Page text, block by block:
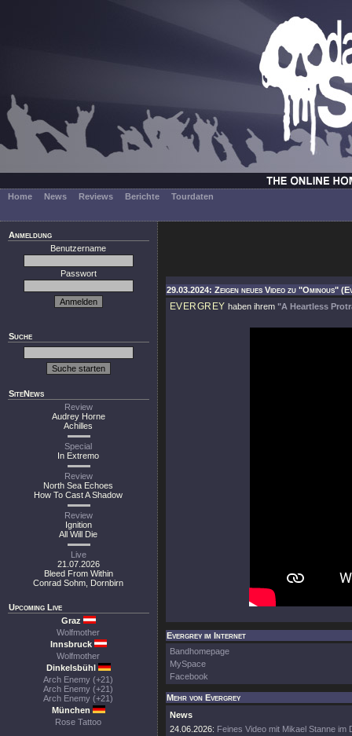
Home News Reviews Berichte Tourdaten
Anmeldung
Benutzername
Passwort
Suche
SiteNews
Review
Audrey Horne
Achilles
Special
In Extremo
Review
North Sea Echoes
How To Cast A Shadow
Review
Ignition
All Will Die
Live
21.07.2026
Bleed From Within
Conrad Sohm, Dornbirn
Upcoming Live
Graz
Wolfmother
Innsbruck
Wolfmother
Dinkelsbühl
Arch Enemy (+21)
Arch Enemy (+21)
Arch Enemy (+21)
München
Rose Tattoo
29.03.2024: Zeigen neues Video zu "Ominous"
EVERGREY haben ihrem "A Heartless
Evergrey im Internet
Bandhomepage
MySpace
Facebook
Mehr von Evergrey
News
24.06.2026: Feines Video mit Mikael Stanne im